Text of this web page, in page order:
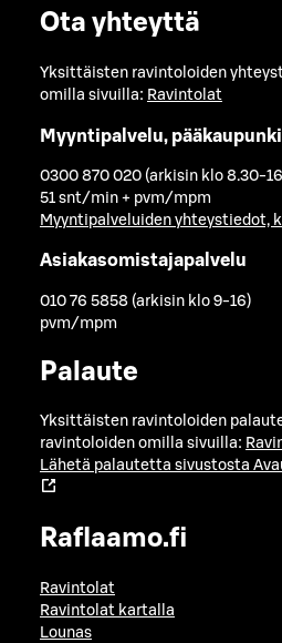
Ota yhteyttä
Yksittäisten ravintoloiden
omilla sivuilla: Ravintolat
Myyntipalvelu,
0300 870 020 (arkisin klo 8.30-
51 snt/min + pvm/mpm
Myyntipalveluiden yhteystiedot,
Asiakasomistajapalvelu
010 76 5858 (arkisin klo 9-16)
pvm/mpm
Palaute
Yksittäisten ravintoloiden
ravintoloiden omilla sivuilla:
Lähetä palautetta sivustosta
Raflaamo.fi
Ravintolat
Ravintolat kartalla
Lounas